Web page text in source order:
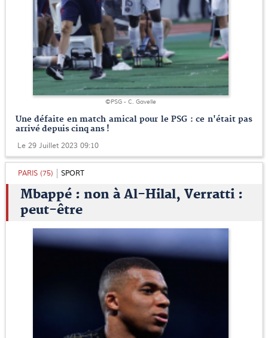
©PSG - C. Gavelle
Une défaite en match amical pour le PSG : ce n'était pas
arrivé depuis cinq ans !
Le 29 Juillet 2023 09:10
PARIS (75) SPORT
Mbappé : non à Al-Hilal, Verratti :
peut-être